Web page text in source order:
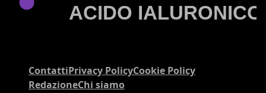
ContattiPrivacy PolicyCookie Policy
RedazioneChi siamo